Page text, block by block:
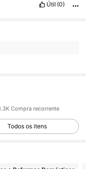
Útil (0)
Compra recorrente
Todos os itens